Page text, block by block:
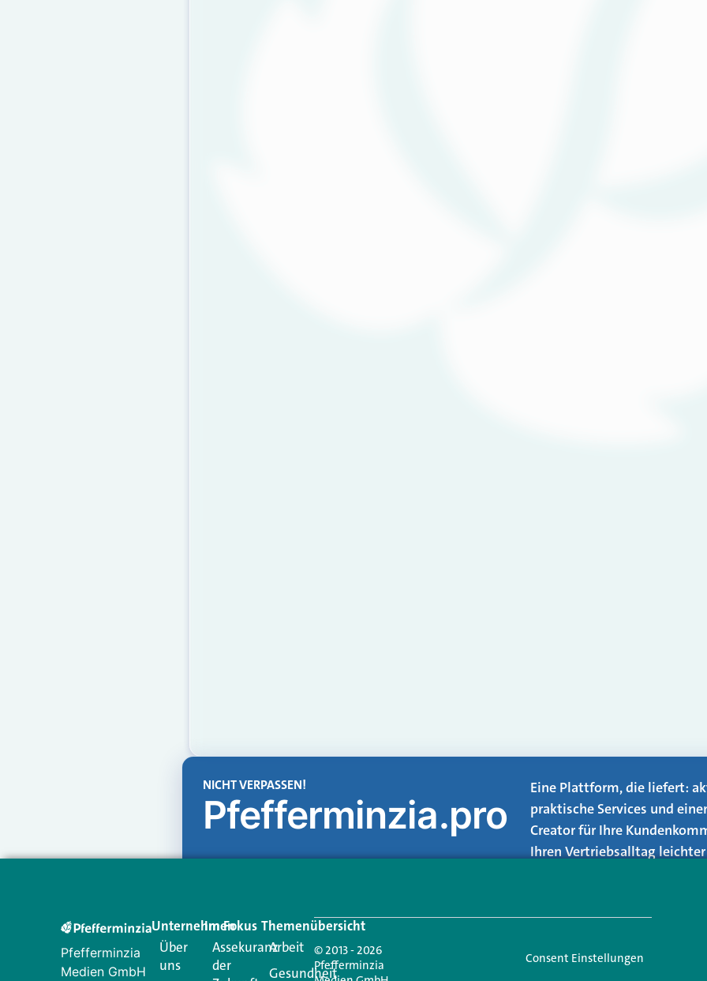
NICHT VERPASSEN!
Pfefferminzia.pro
Eine Plattform, die liefert:
praktische Services und
Creator für Ihre
Ihren Vertriebsalltag
Pfefferminzia
Medien GmbH
Unternehmen
Über
uns
Im Fokus
Assekuranz
der
Themenübersicht
Arbeit
Gesundheit
© 2013 - 2026
Pfefferminzia
Consent Einstellungen